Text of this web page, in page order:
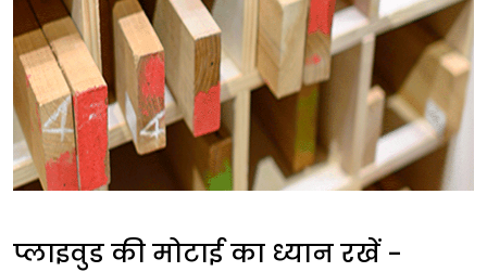
प्लाइवुड की मोटाई का ध्यान रखें -